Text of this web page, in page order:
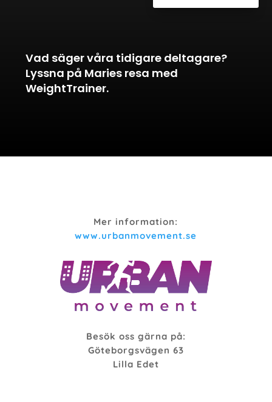
Vad säger våra tidigare deltagare?
Lyssna på Maries resa med
WeightTrainer.
Mer information:
www.urbanmovement.se
Besök oss gärna på:
Göteborgsvägen 63
Lilla Edet